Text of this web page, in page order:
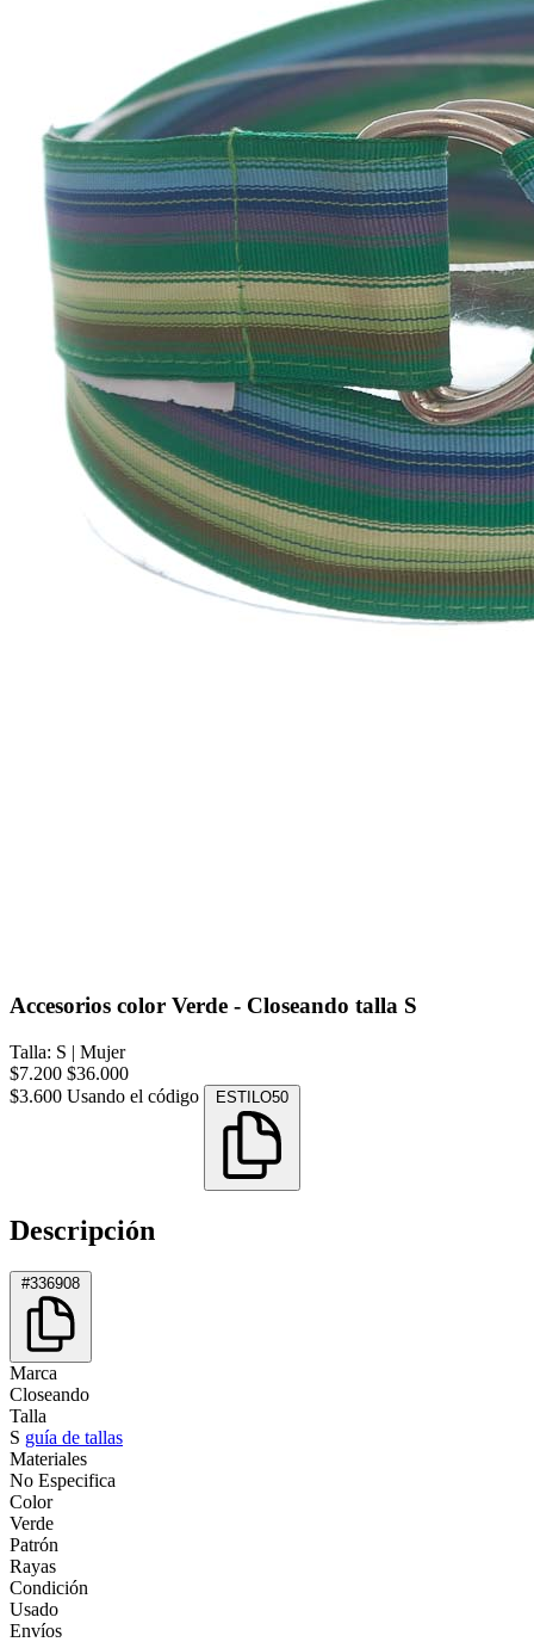
Accesorios color Verde - Closeando talla S
Talla: S | Mujer
$7.200 $36.000
$3.600 Usando el código ESTILO50
Descripción
#336908
Marca
Closeando
Talla
S guía de tallas
Materiales
No Especifica
Color
Verde
Patrón
Rayas
Condición
Usado
Envíos